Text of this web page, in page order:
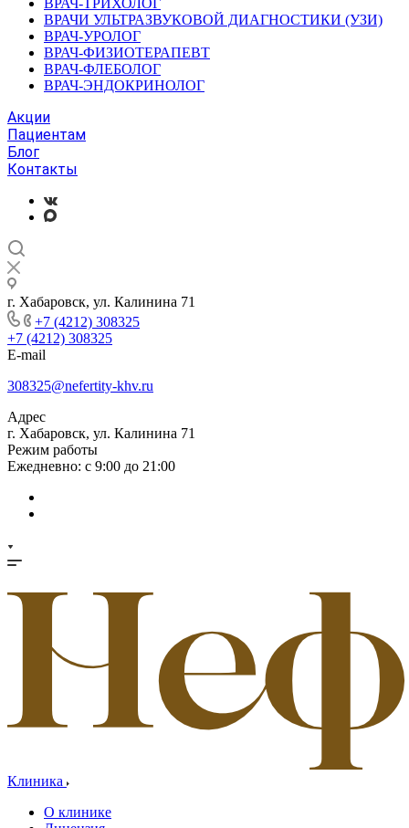
ВРАЧ-ТРИХОЛОГ
ВРАЧИ УЛЬТРАЗВУКОВОЙ ДИАГНОСТИКИ (УЗИ)
ВРАЧ-УРОЛОГ
ВРАЧ-ФИЗИОТЕРАПЕВТ
ВРАЧ-ФЛЕБОЛОГ
ВРАЧ-ЭНДОКРИНОЛОГ
Акции
Пациентам
Блог
Контакты
г. Хабаровск, ул. Калинина 71
+7 (4212) 308325
+7 (4212) 308325
E-mail
308325@nefertity-khv.ru
Адрес
г. Хабаровск, ул. Калинина 71
Режим работы
Ежедневно: с 9:00 до 21:00
Клиника
О клинике